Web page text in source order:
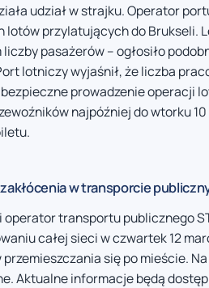
udział w strajku. Operator
lotów przylatujących do Brukseli.
pasażerów – ogłosiło
lotniczy wyjaśnił, że liczba
prowadzenie operacji
najpóźniej do wtorku
w transporcie
operator transportu publicznego
całej sieci w czwartek 12
przemieszczania się po mieście.
Aktualne informacje będą